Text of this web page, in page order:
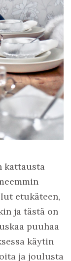
kattausta
etukäteen,
ja tästä on
puuhaa
käytin
ja joulusta